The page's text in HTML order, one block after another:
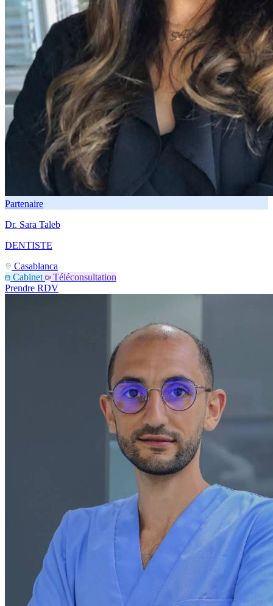
Partenaire
Dr. Sara Taleb
DENTISTE
Casablanca
Cabinet
Téléconsultation
Prendre RDV